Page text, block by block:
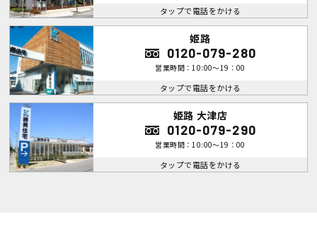
タップで電話をかける
姫路
0120-079-280
営業時間：10:00～19：00
タップで電話をかける
姫路 大津店
0120-079-290
営業時間：10:00～19：00
タップで電話をかける